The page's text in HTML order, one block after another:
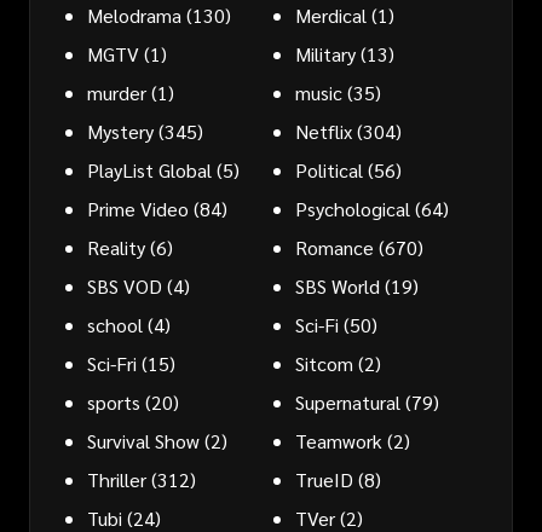
Melodrama (130) Merdical (1)
MGTV(1) Military(13)
murder(1) music(35)
Mystery(345) Netflix(304)
PlayList Global (5) Political (56)
Prime Video (84) Psychological (64)
Reality(6) Romance (670)
SBS VOD (4) SBS World (19)
school (4) Sci-Fi (50)
Sci-Fri (15) Sitcom (2)
sports (20) Supernatural (79)
Survival Show(2) Teamwork (2)
Thriller(312) TrueID (8)
Tubi (24) TVer(2)